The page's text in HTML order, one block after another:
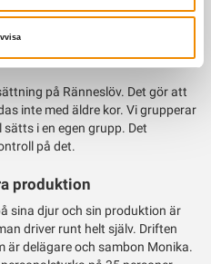
de mjölkkorna på gårdarna,
faktor i
på Ränneslöv. Det gör att
inte med äldre kor. Vi grupperar
i en egen grupp. Det
på det.
produktion
sina djur och sin produktion är
driver runt helt själv. Driften
är delägare och sambon Monika.